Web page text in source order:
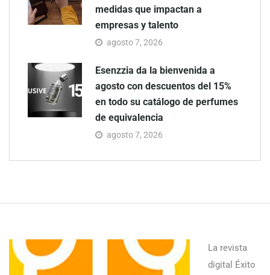
medidas que impactan a
empresas y talento
agosto 7, 2026
Esenzzia da la bienvenida a
agosto con descuentos del 15%
en todo su catálogo de perfumes
de equivalencia
agosto 7, 2026
La revista
digital Éxito